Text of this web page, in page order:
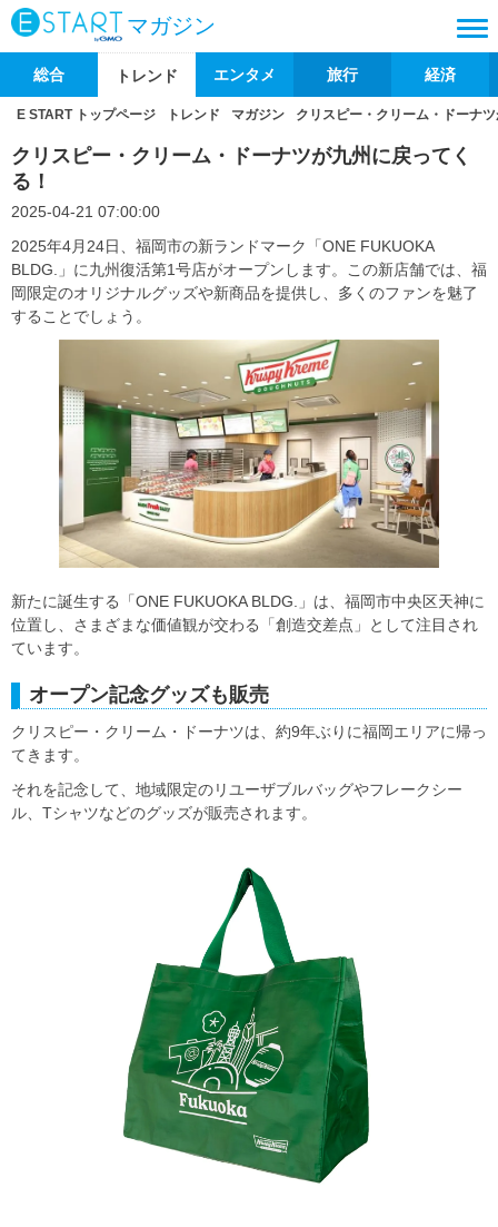
マガジン
総合 トレンド エンタメ 旅行 経済
E START トップページ トレンド マガジン クリスピー・クリーム・ドーナ
クリスピー・クリーム・ドーナツが九州に戻ってく
る！
2025-04-21 07:00:00
2025年4月24日、福岡市の新ランドマーク「ONE FUKUOKA
BLDG.」に九州復活第1号店がオープンします。この新店舗では、福
岡限定のオリジナルグッズや新商品を提供し、多くのファンを魅了
することでしょう。
新たに誕生する「ONE FUKUOKA BLDG.」は、福岡市中央区天神に
位置し、さまざまな価値観が交わる「創造交差点」として注目され
ています。
オープン記念グッズも販売
クリスピー・クリーム・ドーナツは、約9年ぶりに福岡エリアに帰っ
てきます。
それを記念して、地域限定のリユーザブルバッグやフレークシー
ル、Tシャツなどのグッズが販売されます。